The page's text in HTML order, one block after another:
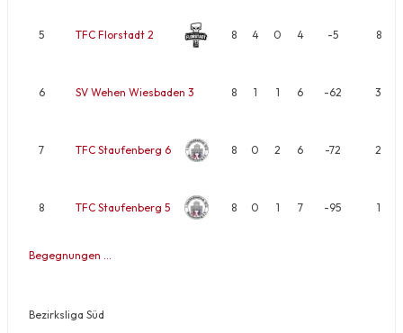
5 TFC Florstadt 2 8 4 0 4 -5 8
6 SV Wehen Wiesbaden 3 8 1 1 6 -62 3
7 TFC Staufenberg 6 8 0 2 6 -72 2
8 TFC Staufenberg 5 8 0 1 7 -95 1
Begegnungen …
Bezirksliga Süd